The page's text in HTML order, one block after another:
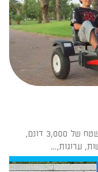
האזור הפעיל של פארק גני יהושע משתרע על שטח של 3,000 דונם,